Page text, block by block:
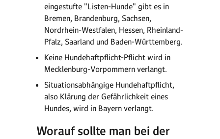
eingestufte "Listen-Hunde" gibt es in
Bremen, Brandenburg, Sachsen,
Nordrhein-Westfalen, Hessen, Rheinland-
Pfalz, Saarland und Baden-Württemberg.
Keine Hundehaftpflicht-Pflicht wird in
Mecklenburg-Vorpommern verlangt.
Situationsabhängige Hundehaftpflicht,
also Klärung der Gefährlichkeit eines
Hundes, wird in Bayern verlangt.
Worauf sollte man bei der